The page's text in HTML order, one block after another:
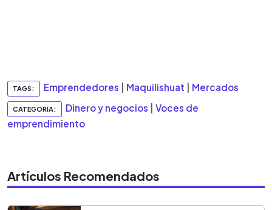
TAGS: Emprendedores Maquilishuat Mercados
CATEGORIA: Dinero y negocios
Voces de
emprendimiento
Artículos Recomendados